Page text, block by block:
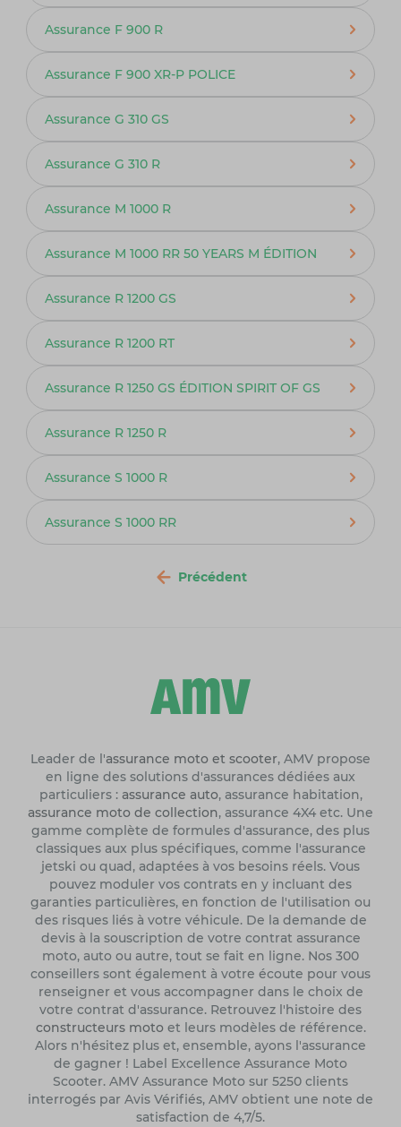
Assurance F 900 R
Assurance F 900 XR-P POLICE
Assurance G 310 GS
Assurance G 310 R
Assurance M 1000 R
Assurance M 1000 RR 50 YEARS M ÉDITION
Assurance R 1200 GS
Assurance R 1200 RT
Assurance R 1250 GS ÉDITION SPIRIT OF GS
Assurance R 1250 R
Assurance S 1000 R
Assurance S 1000 RR
Précédent
Leader de l'assurance moto et scooter, AMV propose
en ligne des solutions d'assurances dédiées aux
particuliers : assurance auto, assurance habitation,
assurance moto de collection, assurance 4X4 etc. Une
gamme complète de formules d'assurance, des plus
classiques aux plus spécifiques, comme l'assurance
jetski ou quad, adaptées à vos besoins réels. Vous
pouvez moduler vos contrats en y incluant des
garanties particulières, en fonction de l'utilisation ou
des risques liés à votre véhicule. De la demande de
devis à la souscription de votre contrat assurance
moto, auto ou autre, tout se fait en ligne. Nos 300
conseillers sont également à votre écoute pour vous
renseigner et vous accompagner dans le choix de
votre contrat d'assurance. Retrouvez l'histoire des
constructeurs motoet leurs modèles de référence.
Alors n'hésitez plus et, ensemble, ayons l'assurance
de gagner ! Label Excellence Assurance Moto
Scooter. AMV Assurance Moto sur 5250 clients
interrogés par Avis Vérifiés, AMV obtient une note de
satisfaction de 4,7/5.